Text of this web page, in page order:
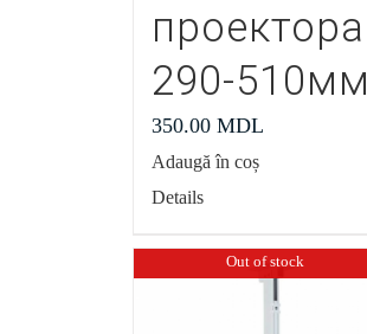
проектора
290-510мм
350.00 MDL
Adaugă în coș
Details
Out of stock